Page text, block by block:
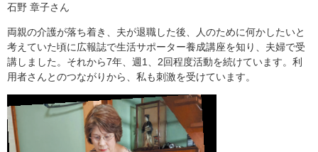
石野 章子さん
両親の介護が落ち着き、夫が退職した後、人のために何かしたいと
考えていた頃に広報誌で生活サポーター養成講座を知り、夫婦で受
講しました。それから7年、週1、2回程度活動を続けています。利
用者さんとのつながりから、私も刺激を受けています。